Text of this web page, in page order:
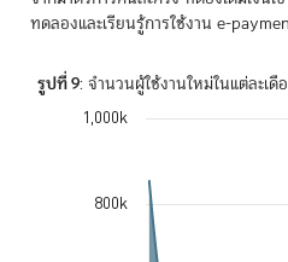
ทดลองและเรียนรู้การใช้งาน e-
รูปที่ 9: จำนวนผู้ใช้งานใหม่ในแต่ละเ
Chart with 3 data series.
The chart has 1 X axis
The chart has 1 Y axis
800k
1,000k